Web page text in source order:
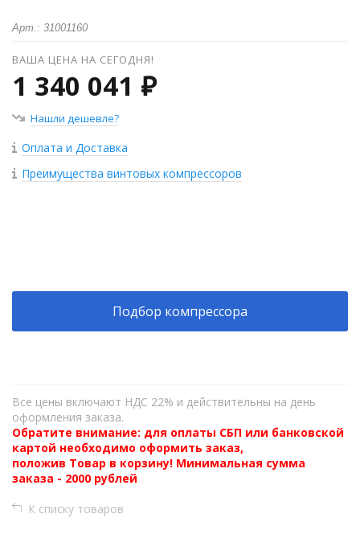
Арт.: 31001160
ВАША ЦЕНА НА СЕГОДНЯ!
1 340 041 ₽
Нашли дешевле?
Оплата и Доставка
Преимущества винтовых компрессоров
Подбор компрессора
Все цены включают НДС 22% и действительны на день
оформления заказа.
Обратите внимание: для оплаты СБП или банковской
картой необходимо оформить заказ,
положив Товар в корзину! Минимальная сумма
заказа - 2000 рублей
К списку товаров